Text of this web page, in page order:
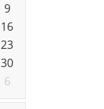
9
16
23
30
6